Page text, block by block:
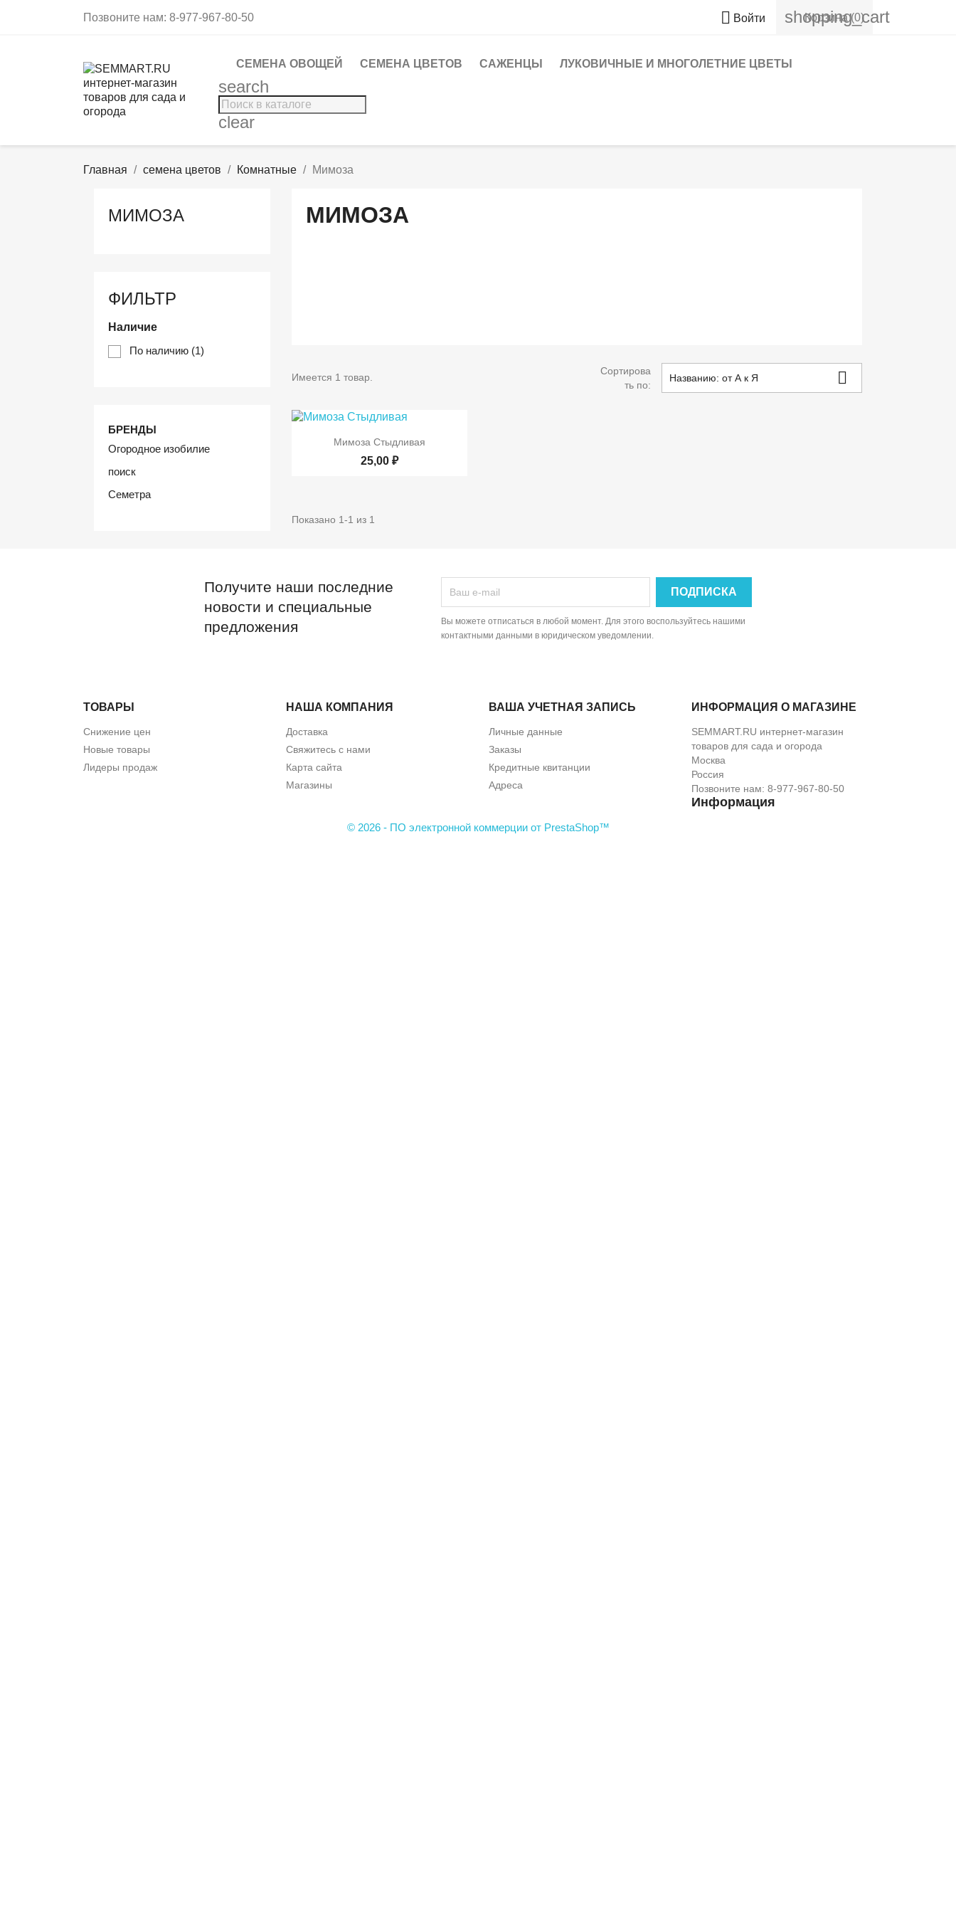
Позвоните нам: 8-977-967-80-50  Войти shopping_cart
Корзина (0)
СЕМЕНА ОВОЩЕЙ СЕМЕНА ЦВЕТОВ САЖЕНЦЫ ЛУКОВИЧНЫЕ И МНОГОЛЕТНИЕ ЦВЕТЫ
search
clear
Главная семена цветов Комнатные Мимоза
МИМОЗА
ФИЛЬТР
Наличие
По наличию (1)
БРЕНДЫ
Огородное изобилие
поиск
Семетра
МИМОЗА
Имеется 1 товар.
Сортирова
ть по:
Названию: от А к Я 
Быстрый просмотр
Мимоза Стыдливая
25,00 ₽
Показано 1-1 из 1
Получите наши последние
новости и специальные
предложения
Вы можете отписаться в любой момент. Для этого воспользуйтесь нашими
контактными данными в юридическом уведомлении.
ТОВАРЫ
Снижение цен
Новые товары
Лидеры продаж
НАША КОМПАНИЯ
Доставка
Свяжитесь с нами
Карта сайта
Магазины
ВАША УЧЕТНАЯ ЗАПИСЬ
Личные данные
Заказы
Кредитные квитанции
Адреса
ИНФОРМАЦИЯ О МАГАЗИНЕ
SEMMART.RU интернет-магазин
товаров для сада и огорода
Москва
Россия
Позвоните нам: 8-977-967-80-50
Информация
© 2026 - ПО электронной коммерции от PrestaShop™